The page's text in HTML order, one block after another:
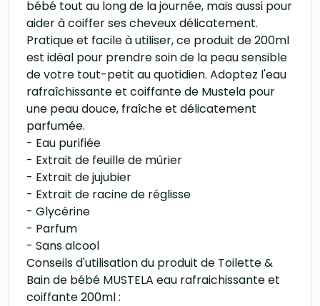
bébé tout au long de la journée, mais aussi pour
aider à coiffer ses cheveux délicatement.
Pratique et facile à utiliser, ce produit de 200ml
est idéal pour prendre soin de la peau sensible
de votre tout-petit au quotidien. Adoptez l'eau
rafraîchissante et coiffante de Mustela pour
une peau douce, fraîche et délicatement
parfumée.
- Eau purifiée
- Extrait de feuille de mûrier
- Extrait de jujubier
- Extrait de racine de réglisse
- Glycérine
- Parfum
- Sans alcool
Conseils d'utilisation du produit de Toilette &
Bain de bébé MUSTELA eau rafraichissante et
coiffante 200ml :